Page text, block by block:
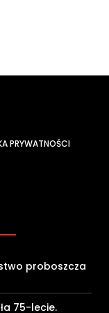
PRYWATNOŚCI
proboszcza
75-lecie.